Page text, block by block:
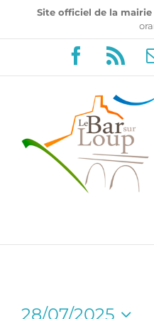
au
Site officiel de la
Rss
28/07/2025